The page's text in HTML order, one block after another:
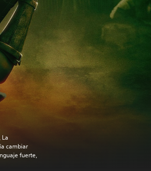
cambiar
fuerte,